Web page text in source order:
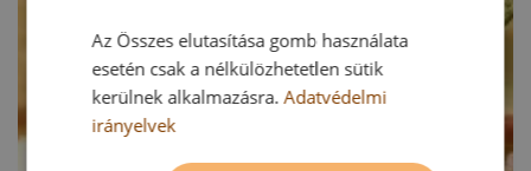
Az Összes elutasítása gomb használata
esetén csak a nélkülözhetetlen sütik
kerülnek alkalmazásra.Adatvédelmi
irányelvek